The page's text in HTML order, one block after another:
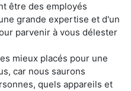
être des employés
grande expertise et d'un
parvenir à vous délester
mieux placés pour une
car nous saurons
quels appareils et